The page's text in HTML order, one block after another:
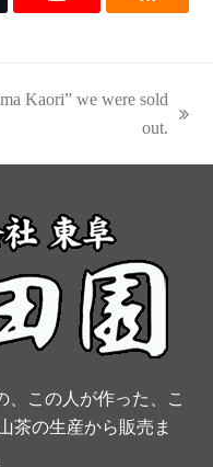
Y
u
e
R
Kaori” we were sold
out.
、この人が作った、こ
茶の生産から販売ま